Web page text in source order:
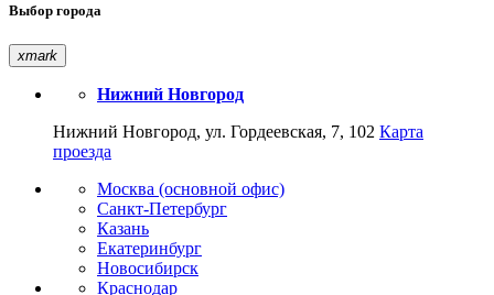
Выбор города
xmark
Нижний Новгород
Нижний Новгород, ул. Гордеевская, 7, 102 Карта
проезда
Москва (основной офис)
Санкт-Петербург
Казань
Екатеринбург
Новосибирск
Краснодар